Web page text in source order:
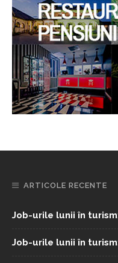
ARTICOLE RECENTE
Job-urile lunii în
Job-urile lunii în